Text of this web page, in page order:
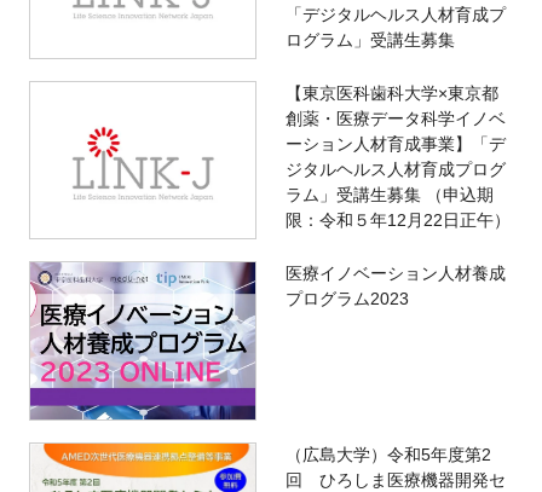
「デジタルヘルス人材育成プ
ログラム」受講生募集
【東京医科歯科大学×東京都
創薬・医療データ科学イノベ
ーション人材育成事業】「デ
ジタルヘルス人材育成プログ
ラム」受講生募集 （申込期
限：令和５年12月22日正午）
医療イノベーション人材養成
プログラム2023
（広島大学）令和5年度第2
回 ひろしま医療機器開発セ